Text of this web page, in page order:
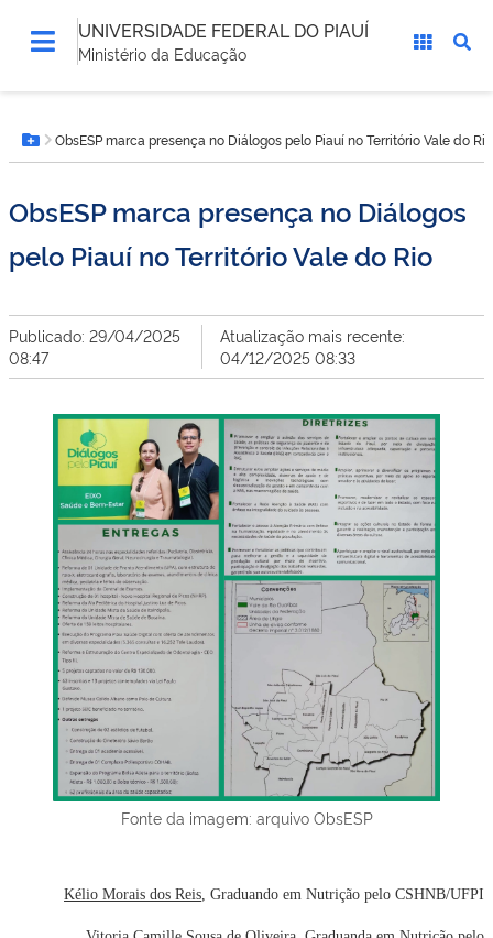
UNIVERSIDADE FEDERAL DO PIAUÍ
Ministério da Educação
está
aqui:Botão Menu
ObsESP marca presença no Diálogos pelo Piauí no Território Vale do Rio
ObsESP marca presença no Diálogos
pelo Piauí no Território Vale do Rio
Publicado: 29/04/2025
08:47
Atualização mais recente:
04/12/2025 08:33
Fonte da imagem: arquivo ObsESP
Kélio Morais dos Reis, Graduando em Nutrição pelo CSHNB/UFPI